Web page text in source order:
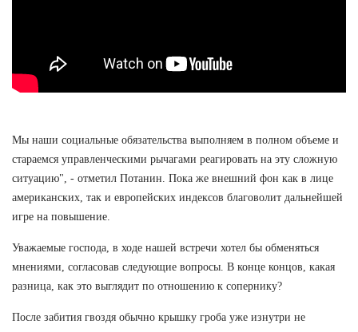
Мы наши социальные обязательства выполняем в полном объеме и
стараемся управленческими рычагами реагировать на эту сложную
ситуацию", - отметил Потанин. Пока же внешний фон как в лице
американских, так и европейских индексов благоволит дальнейшей
игре на повышение.
Уважаемые господа, в ходе нашей встречи хотел бы обменяться
мнениями, согласовав следующие вопросы. В конце концов, какая
разница, как это выглядит по отношению к сопернику?
После забития гвоздя обычно крышку гроба уже изнутри не